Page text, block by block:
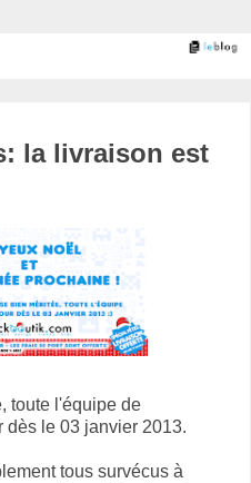
la livraison est
toute l'équipe de
dès le 03 janvier 2013.
tous survécus à